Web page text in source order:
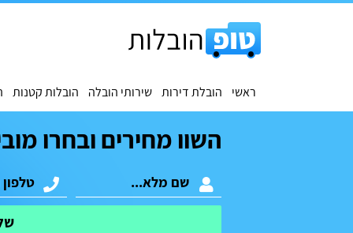
ראשי הובלת דירות שירותי הובלה הובלות קטנות
השוו מחירים ובחרו